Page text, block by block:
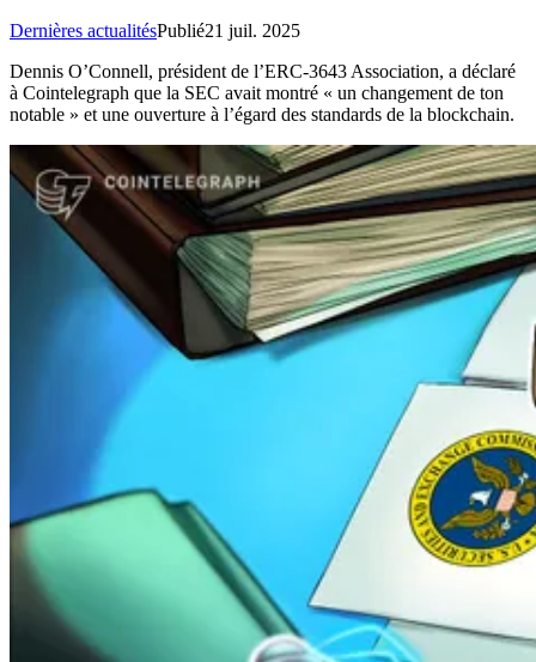
Dernières actualitésPublié21 juil. 2025
Dennis O’Connell, président de l’ERC-3643 Association, a déclaré
à Cointelegraph que la SEC avait montré « un changement de ton
notable » et une ouverture à l’égard des standards de la blockchain.